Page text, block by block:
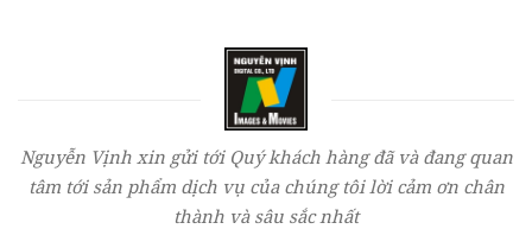
Nguyễn Vịnh xin gửi tới Quý khách hàng đã và đang quan
tâm tới sản phẩm dịch vụ của chúng tôi lời cảm ơn chân
thành và sâu sắc nhất